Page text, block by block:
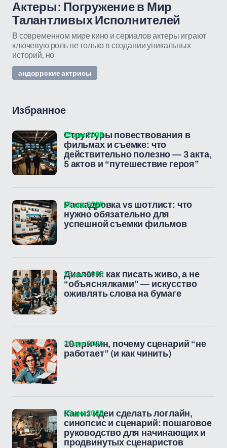
Актеры: Погружение в Мир
Талантливых Исполнителей
В современном мире кино и сериалов актеры играют
ключевую роль не только в создании уникальных
историй, но
андоррские актрисы
Избранное
Структуры повествования в
фильмах и съемке: что
действительно полезно — 3 акта,
5 актов и “путешествие героя”
25 дек 2025
Раскадровка vs шотлист: что
нужно обязательно для
успешной съемки фильмов
25 дек 2025
Диалоги: как писать живо, а не
“объяснялками” — искусство
оживлять слова на бумаге
25 дек 2025
10 причин, почему сценарий “не
работает” (и как чинить)
25 дек 2025
Как из идеи сделать логлайн,
синопсис и сценарий: пошаговое
руководство для начинающих и
продвинутых сценаристов
25 дек 2025